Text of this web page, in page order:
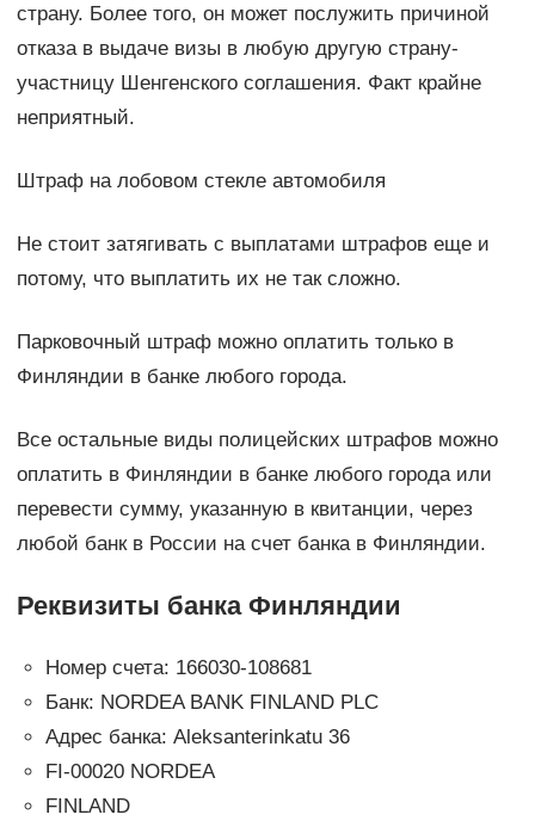
страну. Более того, он может послужить причиной
отказа в выдаче визы в любую другую страну-
участницу Шенгенского соглашения. Факт крайне
неприятный.
Штраф на лобовом стекле автомобиля
Не стоит затягивать с выплатами штрафов еще и
потому, что выплатить их не так сложно.
Парковочный штраф можно оплатить только в
Финляндии в банке любого города.
Все остальные виды полицейских штрафов можно
оплатить в Финляндии в банке любого города или
перевести сумму, указанную в квитанции, через
любой банк в России на счет банка в Финляндии.
Реквизиты банка Финляндии
Номер счета: 166030-108681
Банк: NORDEA BANK FINLAND PLC
Адрес банка: Aleksanterinkatu 36
FI-00020 NORDEA
FINLAND